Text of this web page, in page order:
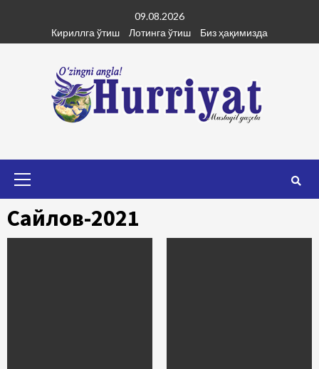
content
09.08.2026
Кириллга ўтиш
Лотинга ўтиш Биз ҳақимизда
Сайлов-2021